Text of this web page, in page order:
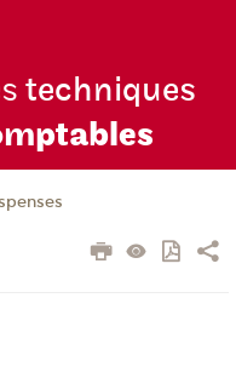
techniques
ptables